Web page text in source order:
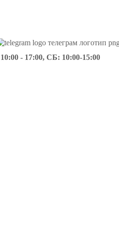
- 17:00, СБ: 10:00-15:00